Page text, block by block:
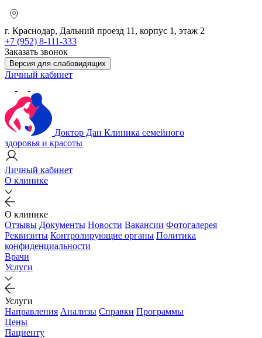
г. Краснодар, Дальний проезд 11, корпус 1, этаж 2
+7 (952) 8-111-333
Заказать звонок
Версия для слабовидящих
Личный кабинет
Доктор Дан Клиника семейного
здоровья и красоты
Личный кабинет
О клинике
О клинике
Отзывы Документы Новости Вакансии Фотогалерея
Реквизиты Контролирующие органы Политика
конфиденциальности
Врачи
Услуги
Услуги
Направления Анализы Справки Программы
Цены
Пациенту